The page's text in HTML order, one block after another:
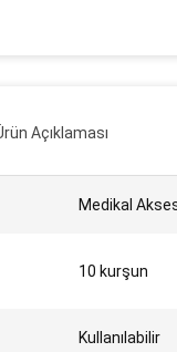
Açıklaması
Medikal
10 kurşun
Kullanılabilir